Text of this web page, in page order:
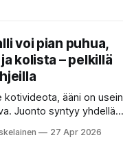
voi pian puhua,
kolista – pelkillä
kotivideota, ääni on usein
Juonto syntyy yhdellä
kolmannella. Jokainen
27 Apr 2026